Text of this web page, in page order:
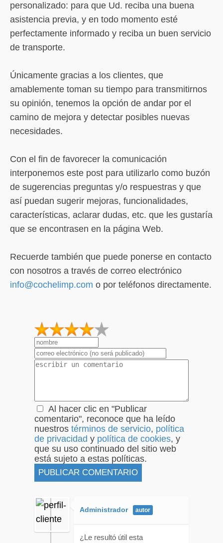
personalizado: para que Ud. reciba una buena
asistencia previa, y en todo momento esté
perfectamente informado y reciba un buen servicio
de transporte.
Únicamente gracias a los clientes, que
amablemente toman su tiempo para transmitirnos
su opinión, tenemos la opción de andar por el
camino de mejora y detectar posibles nuevas
necesidades.
Con el fin de favorecer la comunicación
interponemos este post para utilizarlo como buzón
de sugerencias preguntas y/o respuestras y que
así puedan sugerir mejoras, funcionalidades,
características, aclarar dudas, etc. que les gustaría
que se encontrasen en la página Web.
Recuerde también que puede ponerse en contacto
con nosotros a través de correo electrónico
info@cochelimp.com o por teléfonos directamente.
2
1
Al hacer clic en "Publicar
comentario", reconoce que ha leído
nuestros términos de servicio, política
de privacidad y política de cookies, y
que su uso continuado del sitio web
está sujeto a estas políticas.
Administrador
¿Le resultó útil esta